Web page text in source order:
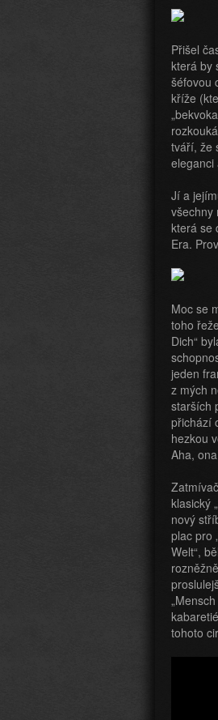
Přišel
která by
šéfovou
kříže
tváří, že
eleganci
Jí a
všechny
která se
Era.
Moc se
toho
Dich“
jeden
z mých
starších
přichází
hezkou
Aha,
klasický
nový
plac pro
Welt“,
tohoto